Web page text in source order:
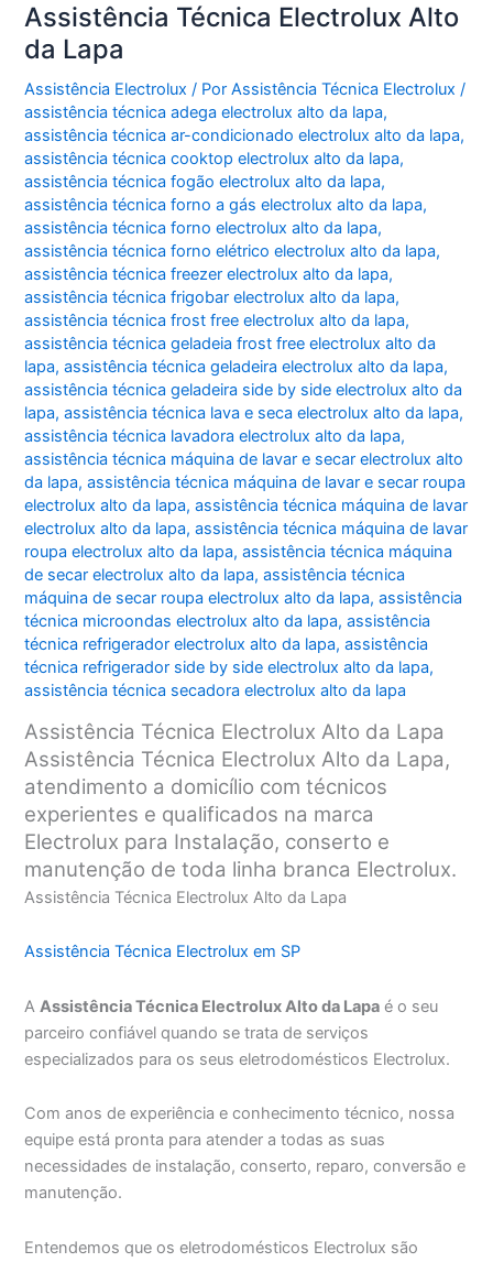
Assistência Técnica Electrolux Alto
da Lapa
Assistência Electrolux / PorAssistência Técnica Electrolux/
assistência técnica adega electrolux alto da lapa,
assistência técnica ar-condicionado electrolux alto da lapa,
assistência técnica cooktop electrolux alto da lapa,
assistência técnica fogão electrolux alto da lapa,
assistência técnica forno a gás electrolux alto da lapa,
assistência técnica forno electrolux alto da lapa,
assistência técnica forno elétrico electrolux alto da lapa,
assistência técnica freezer electrolux alto da lapa,
assistência técnica frigobar electrolux alto da lapa,
assistência técnica frost free electrolux alto da lapa,
assistência técnica geladeia frost free electrolux alto da
lapa,assistência técnica geladeira electrolux alto da lapa,
assistência técnica geladeira side by side electrolux alto da
lapa,assistência técnica lava e seca electrolux alto da lapa,
assistência técnica lavadora electrolux alto da lapa,
assistência técnica máquina de lavar e secar electrolux alto
da lapa,assistência técnica máquina de lavar e secar roupa
electrolux alto da lapa,assistência técnica máquina de lavar
electrolux alto da lapa,assistência técnica máquina de lavar
roupa electrolux alto da lapa,assistência técnica máquina
de secar electrolux alto da lapa,assistência técnica
máquina de secar roupa electrolux alto da lapa,assistência
técnica microondas electrolux alto da lapa,assistência
técnica refrigerador electrolux alto da lapa,assistência
técnica refrigerador side by side electrolux alto da lapa,
assistência técnica secadora electrolux alto da lapa
Assistência Técnica Electrolux Alto da Lapa
Assistência Técnica Electrolux Alto da Lapa,
atendimento a domicílio com técnicos
experientes e qualificados na marca
Electrolux para Instalação, conserto e
manutenção de toda linha branca Electrolux.
Assistência Técnica Electrolux Alto da Lapa
Assistência Técnica Electrolux em SP
AAssistência Técnica Electrolux Alto da Lapa é o seu
parceiro confiável quando se trata de serviços
especializados para os seus eletrodomésticos Electrolux.
Com anos de experiência e conhecimento técnico, nossa
equipe está pronta para atender a todas as suas
necessidades de instalação, conserto, reparo, conversão e
manutenção.
Entendemos que os eletrodomésticos Electrolux são